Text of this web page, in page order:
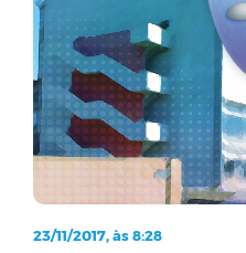
23/11/2017, às 8:28